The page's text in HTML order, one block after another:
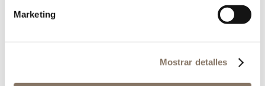
Marketing
Mostrar detalles
Agroxerxa
En Rafal Rubí apoyamos a los productores y
para el consumo de nuestros clientes. Gracias a